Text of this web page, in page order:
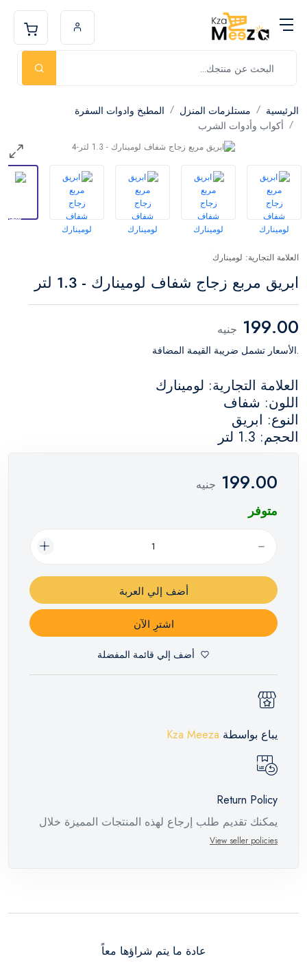
الرئيسية مستلزمات المنزل
المطبخ وادوات السفرة
أكواب وأدوات الشرب
العلامة التجارية: لومينارك
ابريق مربع زجاج شفاف لومينارك - 1.3 لتر
199.00 جنيه
.الأسعار تشمل ضريبة القيمة المضافة
العلامة التجارية: لومينارك
اللون: شفاف
النوع: ابريق
الحجم: 1.3 لتر
199.00 جنيه
متوفر
أضف إلي العربة
اشترِ الآن
أضف إلي قائمة المفضلة
يباع بواسطة Kza Meeza
Return Policy
يمكنك تقديم طلب إرجاع لهذه المنتجات المميزة خلال
عبوته الأصلية. لاحظ أنه لا يمكن إرجاع المنتجات
وفي عبواتها الأصلية.
View seller policies
عادة ما يتم شراؤها معاً